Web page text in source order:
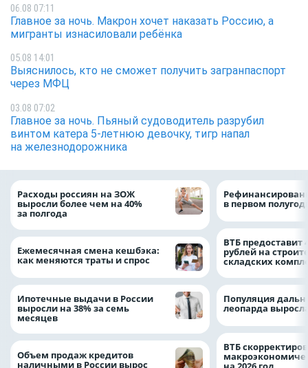
06.08 07:11
Главное за ночь. Макрон хочет наказать Россию, а
мигранты изнасиловали ребёнка
05.08 14:01
Выяснилось, кто не сможет получить загранпаспорт
через МФЦ
03.08 07:02
Главное за ночь. Пьяный судоводитель разрубил
винтом катера 5-летнюю девочку, тигр напал
на железнодорожника
Расходы россиян на ЗОЖ
выросли более чем на 40%
за полгода
Ежемесячная смена кешбэка:
как меняются траты и спрос
Ипотечные выдачи в России
выросли на 38% за семь
месяцев
Объем продаж кредитов
наличными в России вырос
в первом
ВТБ предоставит
рублей на
складских
Популяция
леопарда
ВТБ